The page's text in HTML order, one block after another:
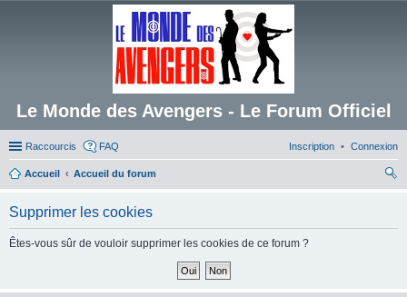
Le Monde des Avengers - Le Forum Officiel
Raccourcis FAQ Connexion
Inscription
Accueil
Accueil du forum
Supprimer les cookies
Êtes-vous sûr de vouloir supprimer les cookies de ce forum ?